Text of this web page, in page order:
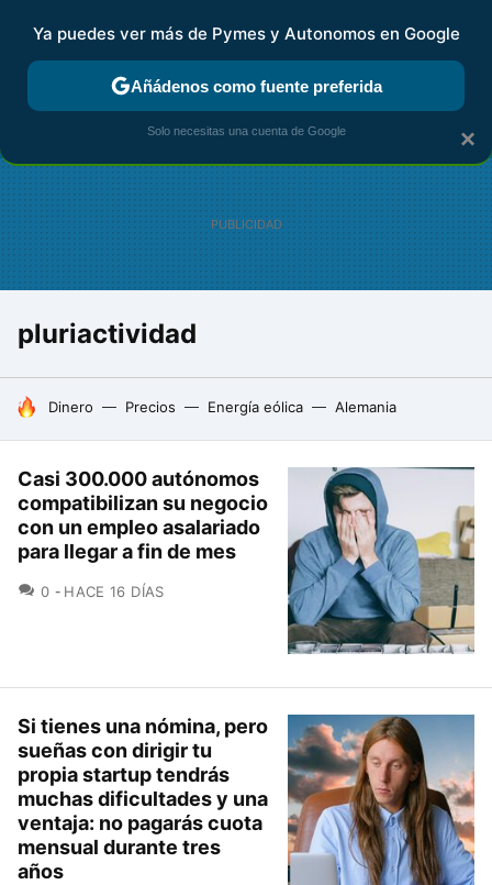
FISCALIDAD Y CONTABILIDAD KIT DIGITAL RENTA
pluriactividad
HOY SE HABLA DE
Dinero Precios Energía eólica Alemania
Casi 300.000 autónomos
compatibilizan su negocio
con un empleo asalariado
para llegar a fin de mes
0 COMENTARIOS
HACE 16 DÍAS
Si tienes una nómina, pero
sueñas con dirigir tu
propia startup tendrás
muchas dificultades y una
ventaja: no pagarás cuota
mensual durante tres
años
×
Ya puedes ver más de Pymes y Autonomos en Google
Añádenos como fuente preferida
Solo necesitas una cuenta de Google